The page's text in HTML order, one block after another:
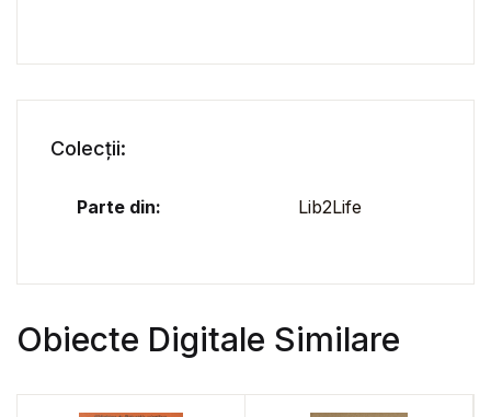
Colecții:
Parte din: Lib2Life
Obiecte Digitale Similare